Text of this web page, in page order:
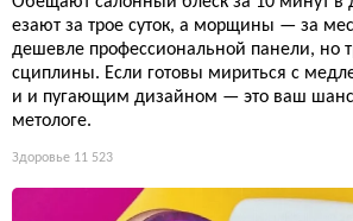
езают за трое суток, а морщины — за
дешевле профессиональной панели, но
сциплины. Если готовы мириться с
и и пугающим дизайном — это ваш шанс
метологе.
Здоровье 11 523